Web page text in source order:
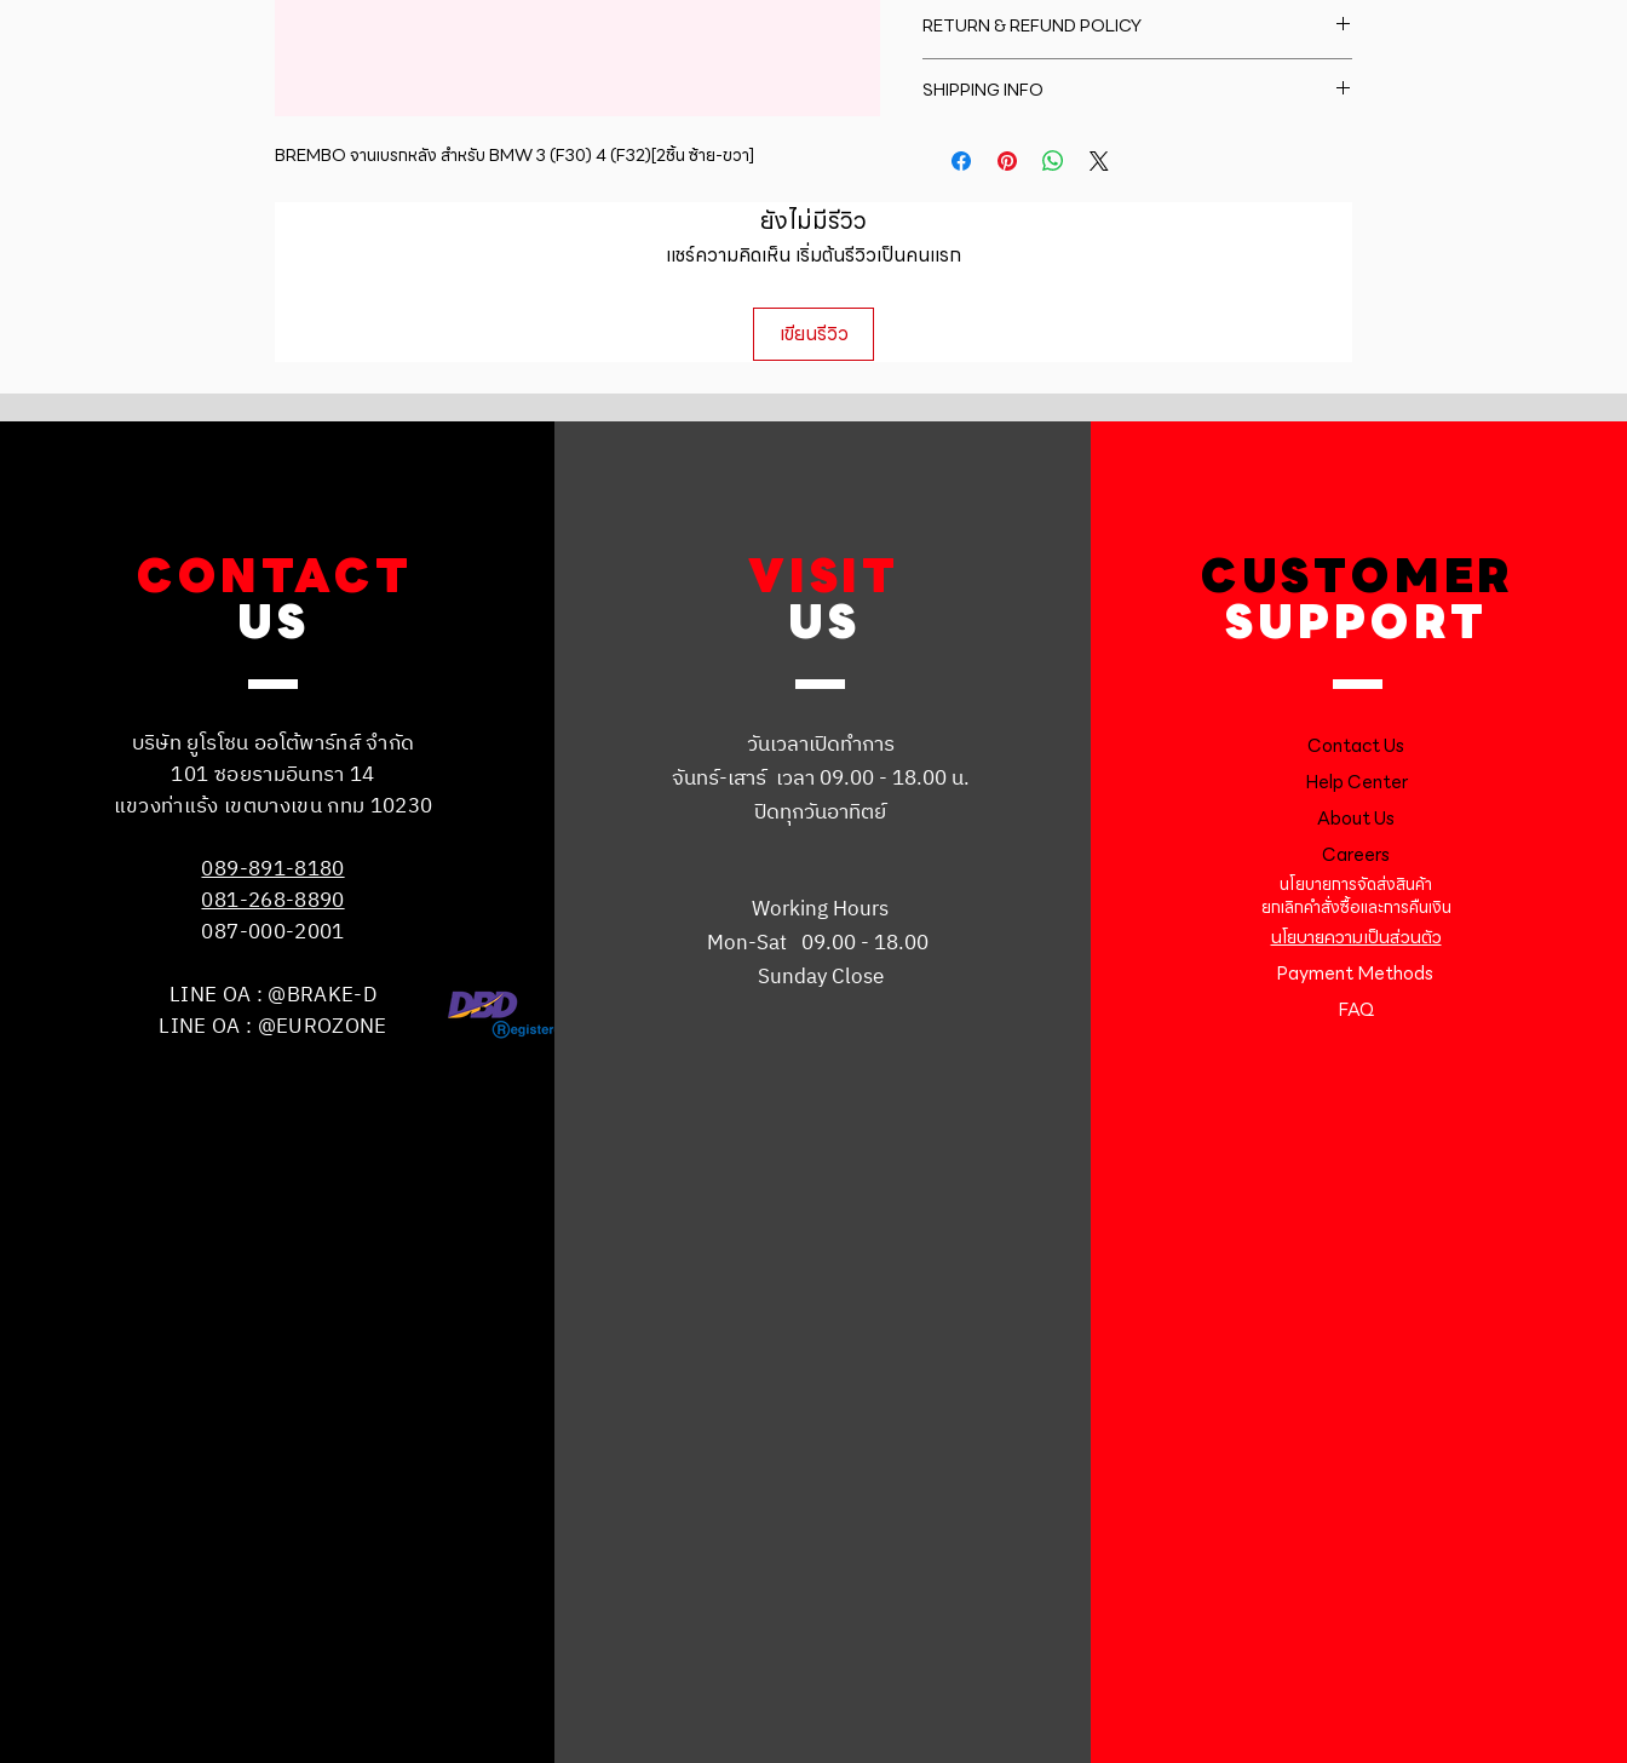
BREMBO จานเบรกหลัง สำหรับ BMW 3 (F30) 4 (F32)[2ชิ้น ซ้าย-ขวา]
information about your product such as sizing,
material, care and cleaning instructions. This is also a
great space to write what makes this product
RETURN & REFUND POLICY
to let your customers know what to do in case they
straightforward refund or exchange policy is a great
way to build trust and reassure your customers that
SHIPPING INFO
information about your shipping methods,
can buy from you with confidence.
ยังไม่มีรีวิว
แชร์ความคิดเห็น เริ่มต้นรีวิวเป็นคนแรก
เขียนรีวิว
CONTACT
US
บริษัท ยูโรโซน ออโต้พาร์ทส์ จำกัด
101 ซอยรามอินทรา 14
แขวงท่าแร้ง เขตบางเขน กทม 10230
089-891-8180
081-268-8890
087-000-2001
LINE OA : @BRAKE-D
LINE OA : @EUROZONE
VISIT
US
วันเวลาเปิดทำการ
จันทร์-เสาร์ เวลา 09.00 - 18.00 น.
ปิดทุกวันอาทิตย์
Working Hours
Mon-Sat 09.00 - 18.00
Sunday Close
CUSTOMER
SUPPORT
Contact Us
Help Center
About Us
Careers
นโยบายการจัดส่งสินค้า
ยกเลิกคำสั่งซื้อและการคืนเงิน
นโยบายความเป็นส่วนตัว
Payment Methods
FAQ